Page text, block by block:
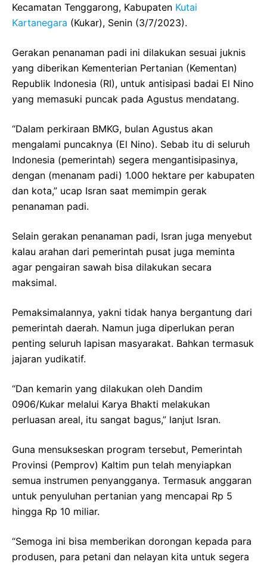
Kecamatan Tenggarong, Kabupaten Kutai
Kartanegara (Kukar), Senin (3/7/2023).
Gerakan penanaman padi ini dilakukan sesuai juknis
yang diberikan Kementerian Pertanian (Kementan)
Republik Indonesia (RI), untuk antisipasi badai El Nino
yang memasuki puncak pada Agustus mendatang.
“Dalam perkiraan BMKG, bulan Agustus akan
mengalami puncaknya (El Nino). Sebab itu di seluruh
Indonesia (pemerintah) segera mengantisipasinya,
dengan (menanam padi) 1.000 hektare per kabupaten
dan kota,” ucap Isran saat memimpin gerak
penanaman padi.
Selain gerakan penanaman padi, Isran juga menyebut
kalau arahan dari pemerintah pusat juga meminta
agar pengairan sawah bisa dilakukan secara
maksimal.
Pemaksimalannya, yakni tidak hanya bergantung dari
pemerintah daerah. Namun juga diperlukan peran
penting seluruh lapisan masyarakat. Bahkan termasuk
jajaran yudikatif.
“Dan kemarin yang dilakukan oleh Dandim
0906/Kukar melalui Karya Bhakti melakukan
perluasan areal, itu sangat bagus,” lanjut Isran.
Guna mensukseskan program tersebut, Pemerintah
Provinsi (Pemprov) Kaltim pun telah menyiapkan
semua instrumen penyangganya. Termasuk anggaran
untuk penyuluhan pertanian yang mencapai Rp 5
hingga Rp 10 miliar.
“Semoga ini bisa memberikan dorongan kepada para
produsen, para petani dan nelayan kita untuk segera